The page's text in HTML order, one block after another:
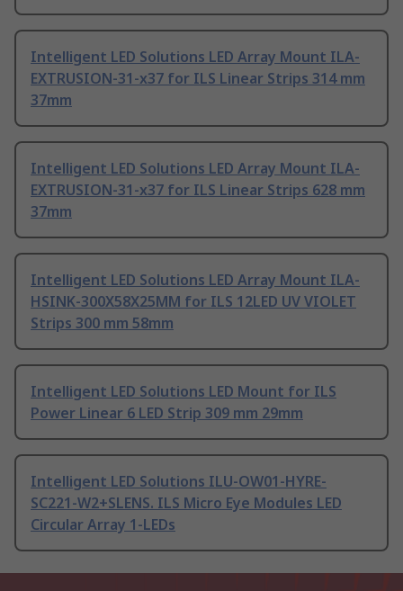
Intelligent LED Solutions LED Array Mount ILA-
EXTRUSION-31-x37 for ILS Linear Strips 314 mm
37mm
Intelligent LED Solutions LED Array Mount ILA-
EXTRUSION-31-x37 for ILS Linear Strips 628 mm
37mm
Intelligent LED Solutions LED Array Mount ILA-
HSINK-300X58X25MM for ILS 12LED UV VIOLET
Strips 300 mm 58mm
Intelligent LED Solutions LED Mount for ILS
Power Linear 6 LED Strip 309 mm 29mm
Intelligent LED Solutions ILU-OW01-HYRE-
SC221-W2+SLENS. ILS Micro Eye Modules LED
Circular Array 1-LEDs